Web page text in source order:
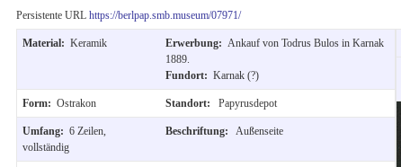
springen
Persistente URL https://berlpap.smb.museum/07971/
Material: Keramik Erwerbung: Ankauf von Todrus Bulos in Karnak
1889.
Fundort: Karnak (?)
Form: Ostrakon Standort: Papyrusdepot
Umfang: 6 Zeilen,
vollständig
Beschriftung: Außenseite